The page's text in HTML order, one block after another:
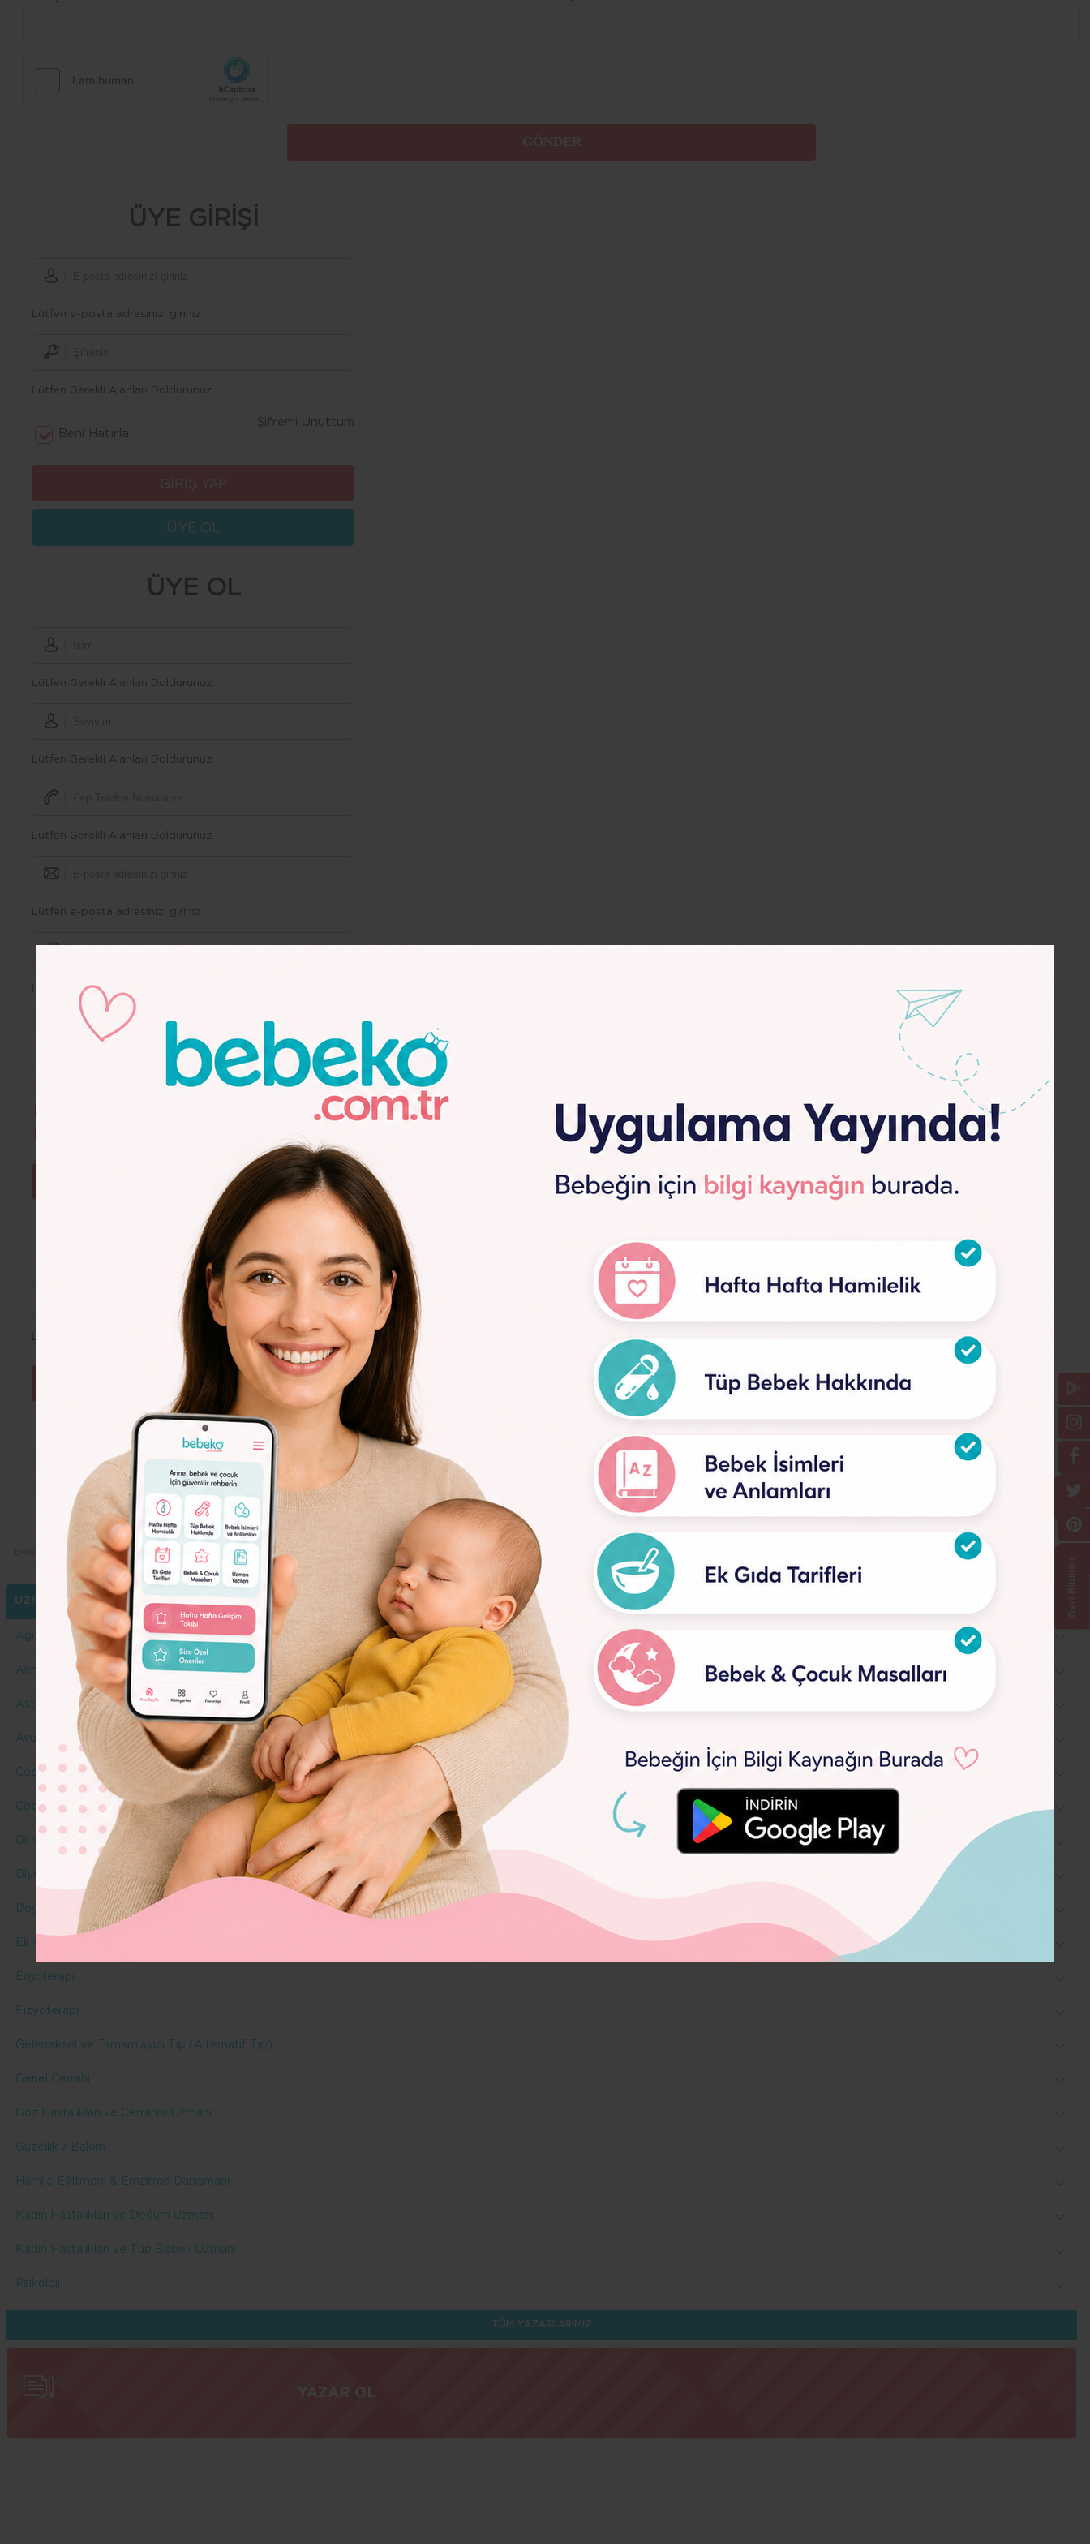
ÜYE GİRİŞİ
Lütfen e-posta adresinizi giriniz
Lütfen Gerekli Alanları Doldurunuz.
Beni Hatırla
Şifremi Unuttum
ÜYE OL
ÜYE OL
Lütfen Gerekli Alanları Doldurunuz.
Lütfen Gerekli Alanları Doldurunuz.
Lütfen Gerekli Alanları Doldurunuz.
Lütfen e-posta adresinizi giriniz
Lütfen Gerekli Alanları Doldurunuz.
okudum. Onaylıyorum.
ŞİFRE SIFIRLA
Lütfen e-posta adresinizi giriniz
Yazarlarımız Gizem Gümüş
UZMANLARIMIZ
Ağız ve Diş Sağlığı
Anne Yazar
Astroloji
Avukat
Çocuk Gelişimi
Çocuk Sağlığı ve Hastalıkları Uzmanı
Dil ve Konuşma Terapisi
Diyetisyen
Doğuma Hazırlık Eğitmeni & Doula
Ek Gıda
Ergoterapi
Fizyoterapi
Geleneksel ve Tamamlayıcı Tıp (Alternatif Tıp)
Genel Cerrahi
Göz Hastalıkları ve Cerrahisi Uzmanı
Güzellik / Bakım
Hamile Eğitmeni & Emzirme Danışmanı
Kadın Hastalıkları ve Doğum Uzmanı
Kadın Hastalıkları ve Tüp Bebek Uzmanı
Psikoloji
TÜM YAZARLARIMIZ